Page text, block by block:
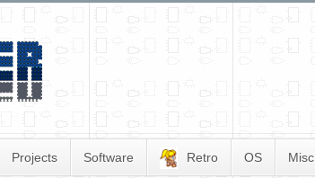
Projects Software Retro OS Misc